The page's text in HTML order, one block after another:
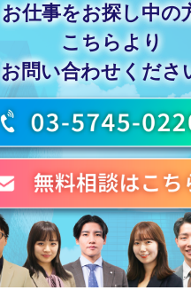
お仕事をお探し中の
こちらより
お問い合わせくださ